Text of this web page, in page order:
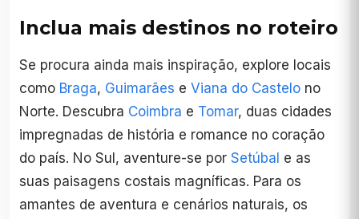
Inclua mais destinos no roteiro
Se procura ainda mais inspiração, explore locais
como Braga, Guimarães e Viana do Castelo no
Norte. Descubra Coimbra e Tomar, duas cidades
impregnadas de história e romance no coração
do país. No Sul, aventure-se por Setúbal e as
suas paisagens costais magníficas. Para os
amantes de aventura e cenários naturais, os